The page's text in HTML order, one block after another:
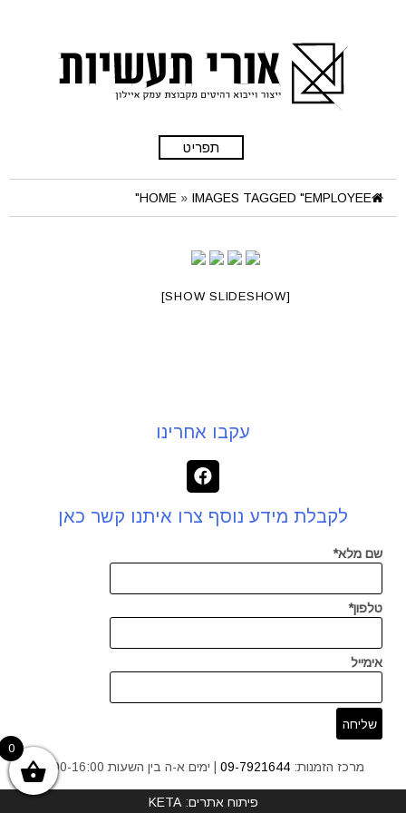
תפריט
HOME » IMAGES TAGGED "EMPLOYEE"
[SHOW SLIDESHOW]
עקבו אחרינו
לקבלת מידע נוסף צרו איתנו קשר כאן
שם מלא*
טלפון*
אימייל
מרכז הזמנות: 09-7921644 | ימים א-ה בין השעות 9:00-16:00
0
פיתוח אתרים: KETA